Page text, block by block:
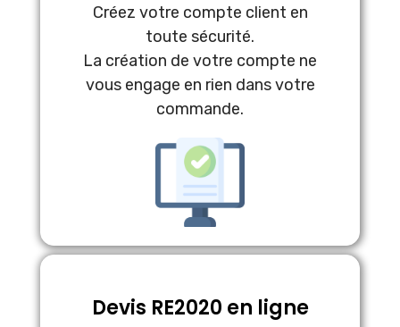
Créez votre compte client en
toute sécurité.
La création de votre compte ne
vous engage en rien dans votre
commande.
Devis RE2020 en ligne